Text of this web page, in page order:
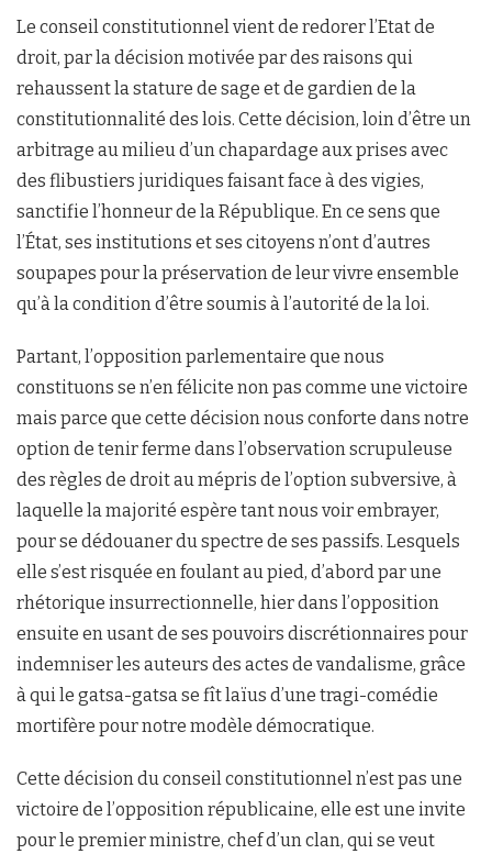
Le conseil constitutionnel vient de redorer l’Etat de
droit, par la décision motivée par des raisons qui
rehaussent la stature de sage et de gardien de la
constitutionnalité des lois. Cette décision, loin d’être un
arbitrage au milieu d’un chapardage aux prises avec
des flibustiers juridiques faisant face à des vigies,
sanctifie l’honneur de la République. En ce sens que
l’État, ses institutions et ses citoyens n’ont d’autres
soupapes pour la préservation de leur vivre ensemble
qu’à la condition d’être soumis à l’autorité de la loi.
Partant, l’opposition parlementaire que nous
constituons se n’en félicite non pas comme une victoire
mais parce que cette décision nous conforte dans notre
option de tenir ferme dans l’observation scrupuleuse
des règles de droit au mépris de l’option subversive, à
laquelle la majorité espère tant nous voir embrayer,
pour se dédouaner du spectre de ses passifs. Lesquels
elle s’est risquée en foulant au pied, d’abord par une
rhétorique insurrectionnelle, hier dans l’opposition
ensuite en usant de ses pouvoirs discrétionnaires pour
indemniser les auteurs des actes de vandalisme, grâce
à qui le gatsa-gatsa se fît laïus d’une tragi-comédie
mortifère pour notre modèle démocratique.
Cette décision du conseil constitutionnel n’est pas une
victoire de l’opposition républicaine, elle est une invite
pour le premier ministre, chef d’un clan, qui se veut